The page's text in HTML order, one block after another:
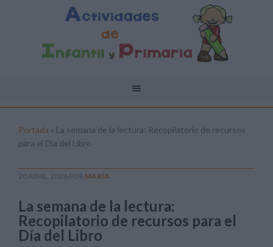
Portada » La semana de la lectura: Recopilatorio de recursos
para el Día del Libro
20 ABRIL, 2026 POR MARÍA
La semana de la lectura:
Recopilatorio de recursos para el
Día del Libro